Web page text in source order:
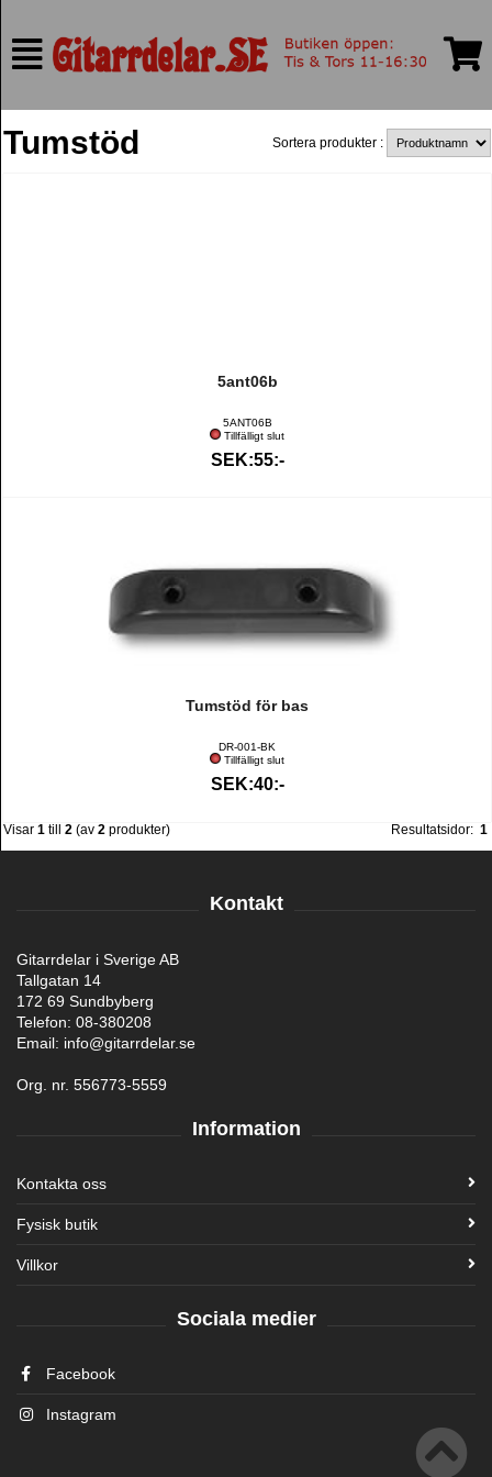
Tumstöd Sortera produkter :
5ant06b
5ANT06B
Tillfälligt slut
SEK:55:-
Tumstöd för bas
DR-001-BK
Tillfälligt slut
SEK:40:-
Visar 1 till 2 (av 2 produkter) Resultatsidor: 1
Kontakt
Gitarrdelar i Sverige AB
Tallgatan 14
172 69 Sundbyberg
Telefon: 08-380208
Email: info@gitarrdelar.se
Org. nr. 556773-5559
Information
Kontakta oss
Fysisk butik
Villkor
Sociala medier
Facebook
Instagram